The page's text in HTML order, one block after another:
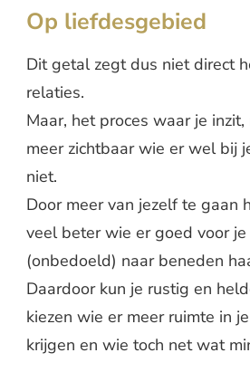
Op liefdesgebied
Dit getal zegt dus niet direct
relaties.
Maar, het proces waar je
meer zichtbaar wie er wel bij
niet.
Door meer van jezelf te gaan
veel beter wie er goed voor
(onbedoeld) naar beneden
Daardoor kun je rustig en
kiezen wie er meer ruimte in
krijgen en wie toch net wat